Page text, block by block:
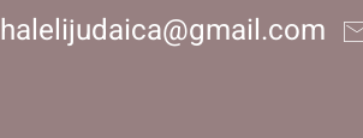
halelijudaica@gmail.com